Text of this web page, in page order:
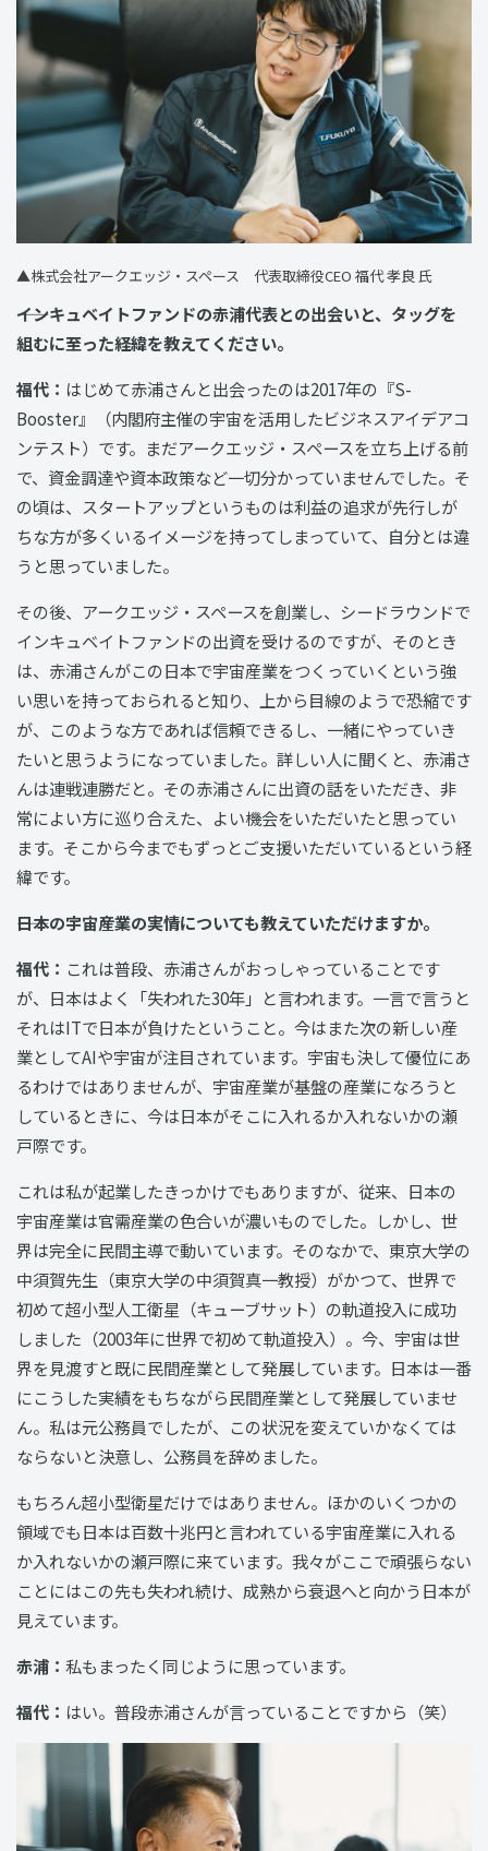
▲株式会社アークエッジ・スペース 代表取締役CEO 福代 孝良 氏
――インキュベイトファンドの赤浦代表との出会いと、タッグを
組むに至った経緯を教えてください。
福代： はじめて赤浦さんと出会ったのは2017年の『S-
Booster』（内閣府主催の宇宙を活用したビジネスアイデアコ
ンテスト）です。まだアークエッジ・スペースを立ち上げる前
で、資金調達や資本政策など一切分かっていませんでした。そ
の頃は、スタートアップというものは利益の追求が先行しが
ちな方が多くいるイメージを持ってしまっていて、自分とは違
うと思っていました。
その後、アークエッジ・スペースを創業し、シードラウンドで
インキュベイトファンドの出資を受けるのですが、そのとき
は、赤浦さんがこの日本で宇宙産業をつくっていくという強
い思いを持っておられると知り、上から目線のようで恐縮です
が、このような方であれば信頼できるし、一緒にやっていき
たいと思うようになっていました。詳しい人に聞くと、赤浦さ
んは連戦連勝だと。その赤浦さんに出資の話をいただき、非
常によい方に巡り合えた、よい機会をいただいたと思ってい
ます。そこから今までもずっとご支援いただいているという経
緯です。
――日本の宇宙産業の実情についても教えていただけますか。
福代： これは普段、赤浦さんがおっしゃっていることです
が、日本はよく「失われた30年」と言われます。一言で言うと
それはITで日本が負けたということ。今はまた次の新しい産
業としてAIや宇宙が注目されています。宇宙も決して優位にあ
るわけではありませんが、宇宙産業が基盤の産業になろうと
しているときに、今は日本がそこに入れるか入れないかの瀬
戸際です。
これは私が起業したきっかけでもありますが、従来、日本の
宇宙産業は官需産業の色合いが濃いものでした。しかし、世
界は完全に民間主導で動いています。そのなかで、東京大学の
中須賀先生（東京大学の中須賀真一教授）がかつて、世界で
初めて超小型人工衛星（キューブサット）の軌道投入に成功
しました（2003年に世界で初めて軌道投入）。今、宇宙は世
界を見渡すと既に民間産業として発展しています。日本は一番
にこうした実績をもちながら民間産業として発展していませ
ん。私は元公務員でしたが、この状況を変えていかなくては
ならないと決意し、公務員を辞めました。
もちろん超小型衛星だけではありません。ほかのいくつかの
領域でも日本は百数十兆円と言われている宇宙産業に入れる
か入れないかの瀬戸際に来ています。我々がここで頑張らない
ことにはこの先も失われ続け、成熟から衰退へと向かう日本が
見えています。
赤浦： 私もまったく同じように思っています。
福代： はい。普段赤浦さんが言っていることですから（笑）